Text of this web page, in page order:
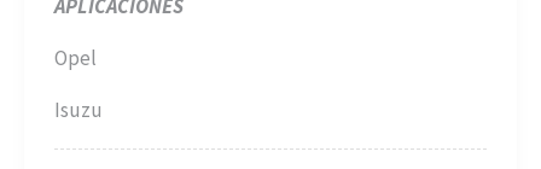
APLICACIONES
Opel
Isuzu